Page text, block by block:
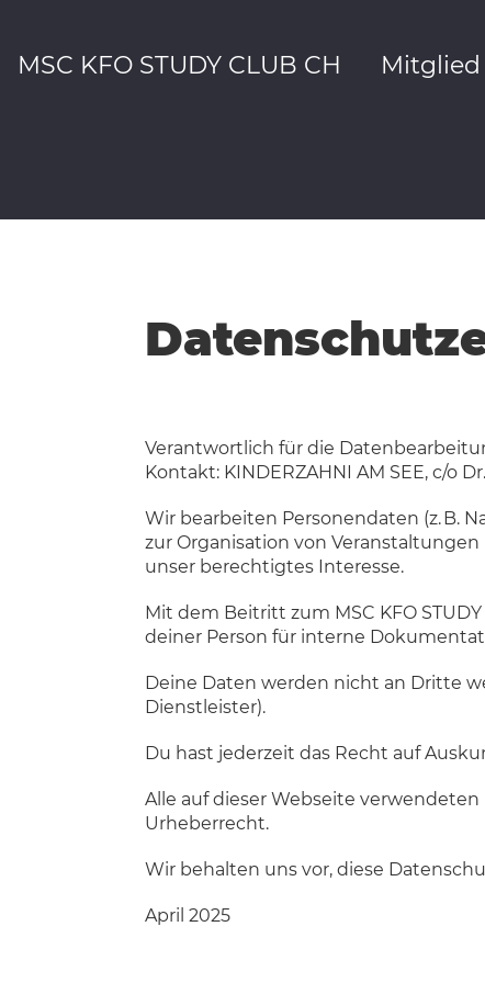
MSC KFO STUDY CLUB CH
Verantwortlich für die
Kontakt: KINDERZAHNI AM SEE, c/o
Wir bearbeiten Personendaten (z. B.
zur Organisation von
unser berechtigtes Interesse.
Mit dem Beitritt zum MSC KFO
deiner Person für interne
Deine Daten werden nicht an Dritte
Dienstleister).
Du hast jederzeit das Recht auf
Alle auf dieser Webseite
Urheberrecht.
Wir behalten uns vor, diese
April 2025